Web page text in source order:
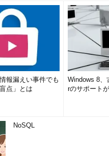
【コラム】暗号アルゴリズム
現在インターネット上で広く使われ
アルゴリズムには以下のようなもの
アメリカの標準暗号アルゴリズム。鍵長
ットと短く、安全性については各方面か
声が上がっている。DESアルゴリズム
報漏えい事件でも
点」とは
Windows 8、
rのサポート
NoSQL